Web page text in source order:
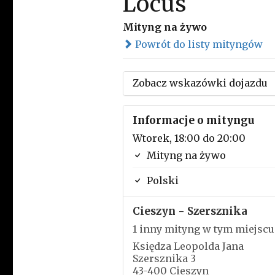
Mityng na żywo
Powrót do listy mityngów
Zobacz wskazówki dojazdu
Informacje o mityngu
Wtorek, 18:00 do 20:00
Mityng na żywo
Polski
Cieszyn - Szersznika
1 inny mityng w tym miejscu
Księdza Leopolda Jana
Szersznika 3
43-400 Cieszyn